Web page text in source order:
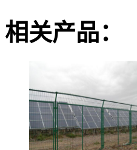
相关产品：